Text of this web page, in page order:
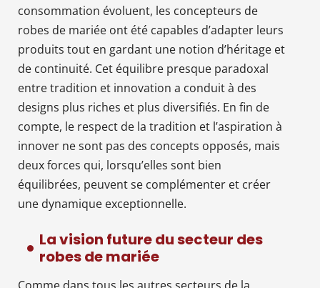
consommation évoluent, les concepteurs de
robes de mariée ont été capables d’adapter leurs
produits tout en gardant une notion d’héritage et
de continuité. Cet équilibre presque paradoxal
entre tradition et innovation a conduit à des
designs plus riches et plus diversifiés. En fin de
compte, le respect de la tradition et l’aspiration à
innover ne sont pas des concepts opposés, mais
deux forces qui, lorsqu’elles sont bien
équilibrées, peuvent se complémenter et créer
une dynamique exceptionnelle.
La vision future du secteur des
robes de mariée